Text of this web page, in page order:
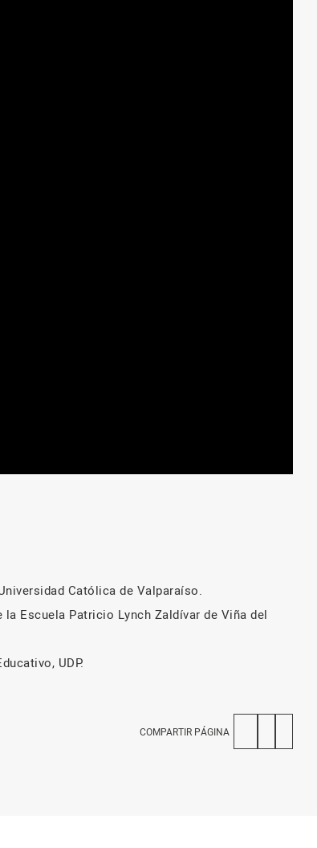
Católica de Valparaíso.
Escuela Patricio Lynch Zaldívar de Viña del
UDP.
COMPARTIR PÁGINA